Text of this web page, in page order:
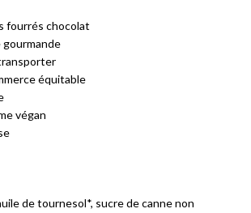
fourrés chocolat
équitable
végan
de tournesol*, sucre de canne non